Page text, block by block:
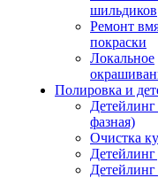
шильдиков
Ремонт
покраски
Локальное
Полировка и
фазная)
Очистка
Детейлинг